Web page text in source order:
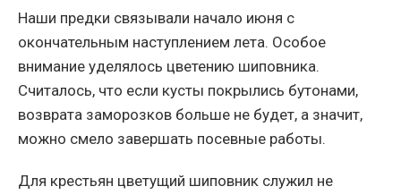
Наши предки связывали начало июня с
окончательным наступлением лета. Особое
внимание уделялось цветению шиповника.
Считалось, что если кусты покрылись бутонами,
возврата заморозков больше не будет, а значит,
можно смело завершать посевные работы.
Для крестьян цветущий шиповник служил не